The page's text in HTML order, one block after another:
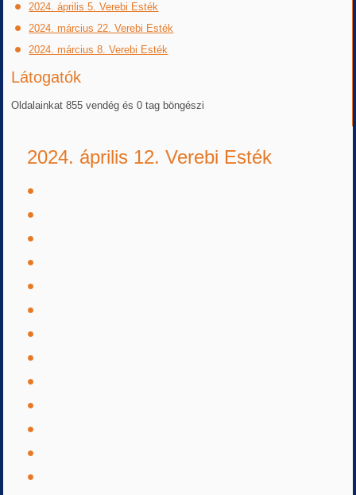
2024. április 5. Verebi Esték
2024. március 22. Verebi Esték
2024. március 8. Verebi Esték
Látogatók
Oldalainkat 855 vendég és 0 tag böngészi
2024. április 12. Verebi Esték